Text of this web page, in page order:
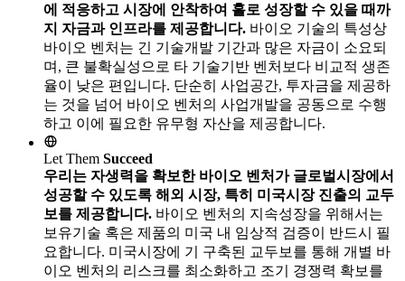
에 적응하고 시장에 안착하여 홀로 성장할 수 있을 때까
지 자금과 인프라를 제공합니다. 바이오 기술의 특성상
바이오 벤처는 긴 기술개발 기간과 많은 자금이 소요되
며, 큰 불확실성으로 타 기술기반 벤처보다 비교적 생존
율이 낮은 편입니다. 단순히 사업공간, 투자금을 제공하
는 것을 넘어 바이오 벤처의 사업개발을 공동으로 수행
하고 이에 필요한 유무형 자산을 제공합니다.
Let Them Succeed
우리는 자생력을 확보한 바이오 벤처가 글로벌시장에서
성공할 수 있도록 해외 시장, 특히 미국시장 진출의 교두
보를 제공합니다. 바이오 벤처의 지속성장을 위해서는
보유기술 혹은 제품의 미국 내 임상적 검증이 반드시 필
요합니다. 미국시장에 기 구축된 교두보를 통해 개별 바
이오 벤처의 리스크를 최소화하고 조기 경쟁력 확보를